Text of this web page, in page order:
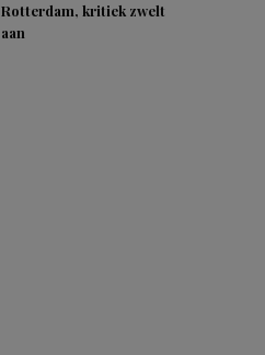
Rotterdam, kritiek zwelt
aan